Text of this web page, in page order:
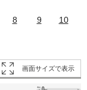
8 9
10
画面サイズで表示